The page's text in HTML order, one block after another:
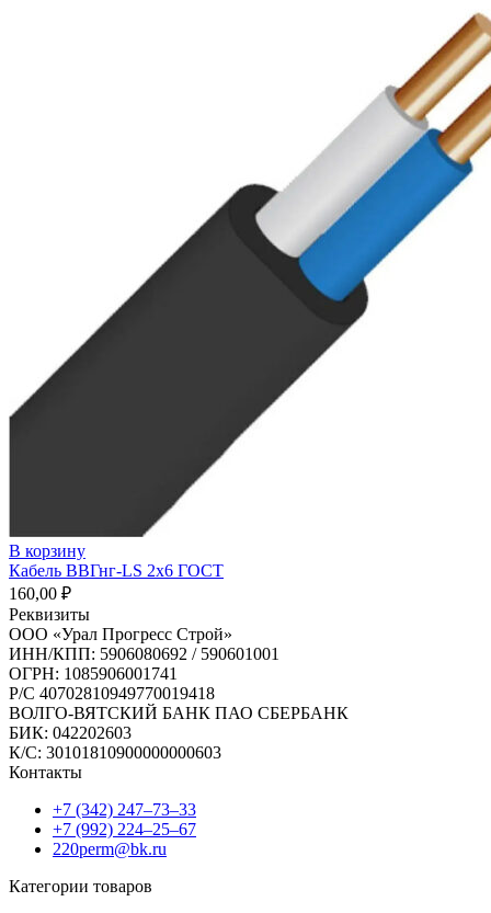
В корзину
Кабель ВВГнг-LS 2х6 ГОСТ
160,00 ₽
Реквизиты
ООО «Урал Прогресс Строй»
ИНН/КПП: 5906080692 / 590601001
ОГРН: 1085906001741
Р/C 40702810949770019418
ВОЛГО-ВЯТСКИЙ БАНК ПАО СБЕРБАНК
БИК: 042202603
К/С: 30101810900000000603
Контакты
+7 (342) 247‒73‒33
+7 (992) 224‒25‒67
220perm@bk.ru
Категории товаров